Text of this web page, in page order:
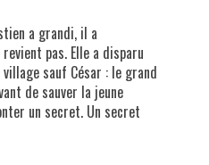
a grandi, il a
pas. Elle a disparu
village sauf César : le grand
de sauver la jeune
un secret. Un secret